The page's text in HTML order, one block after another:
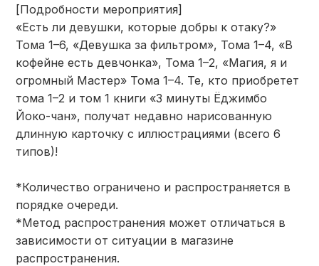
[Подробности мероприятия]
«Есть ли девушки, которые добры к отаку?»
Тома 1–6, «Девушка за фильтром», Тома 1–4, «В
кофейне есть девчонка», Тома 1–2, «Магия, я и
огромный Мастер» Тома 1–4. Те, кто приобретет
тома 1–2 и том 1 книги «3 минуты Ёджимбо
Йоко-чан», получат недавно нарисованную
длинную карточку с иллюстрациями (всего 6
типов)!
*Количество ограничено и распространяется в
порядке очереди.
*Метод распространения может отличаться в
зависимости от ситуации в магазине
распространения.